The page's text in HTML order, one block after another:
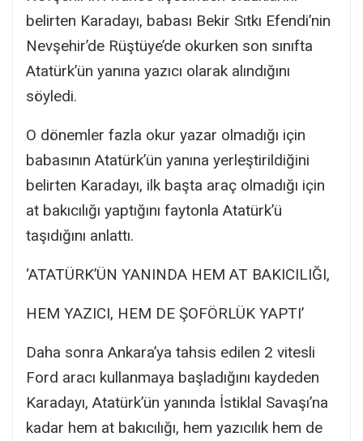
belirten Karadayı, babası Bekir Sıtkı Efendi’nin
Nevşehir’de Rüştüye’de okurken son sınıfta
Atatürk’ün yanına yazıcı olarak alındığını
söyledi.
O dönemler fazla okur yazar olmadığı için
babasının Atatürk’ün yanına yerleştirildiğini
belirten Karadayı, ilk başta araç olmadığı için
at bakıcılığı yaptığını faytonla Atatürk’ü
taşıdığını anlattı.
‘ATATÜRK’ÜN YANINDA HEM AT BAKICILIĞI,
HEM YAZICI, HEM DE ŞOFÖRLÜK YAPTI’
Daha sonra Ankara’ya tahsis edilen 2 vitesli
Ford aracı kullanmaya başladığını kaydeden
Karadayı, Atatürk’ün yanında İstiklal Savaşı’na
kadar hem at bakıcılığı, hem yazıcılık hem de